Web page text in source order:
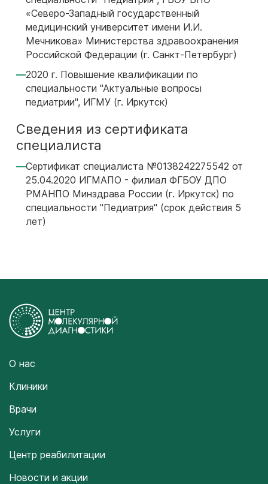
«Северо-Западный государственный
медицинский университет имени И.И.
Мечникова» Министерства здравоохранения
Российской Федерации (г. Санкт-Петербург)
2020 г. Повышение квалификации по
специальности "Актуальные вопросы
педиатрии", ИГМУ (г. Иркутск)
Сведения из сертификата
специалиста
Сертификат специалиста №0138242275542 от
25.04.2020 ИГМАПО - филиал ФГБОУ ДПО
РМАНПО Минздрава России (г. Иркутск) по
специальности "Педиатрия" (срок действия 5
лет)
О нас
Клиники
Врачи
Услуги
Центр реабилитации
Новости и акции